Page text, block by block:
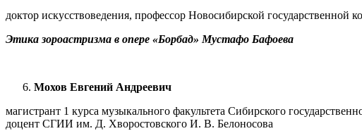
доктор искусствоведения, профессор Новосибирской
Этика зороастризма в опере «Борбад» Мустафо Бафоева
Мохов Евгений Андреевич
магистрант 1 курса музыкального факультета Сибирского
доцент СГИИ им. Д. Хворостовского И. В. Белоносова